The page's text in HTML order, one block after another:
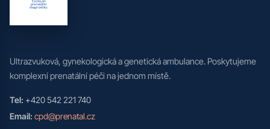
Ultrazvuková, gynekologická a genetická ambulance. Poskytujeme
komplexní prenatální péči na jednom místě.
Tel: +420 542 221 740
Email: cpd@prenatal.cz